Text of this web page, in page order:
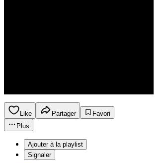
Like Partager
Favori
Plus
Ajouter à la playlist
Signaler